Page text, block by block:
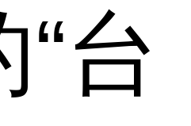
台